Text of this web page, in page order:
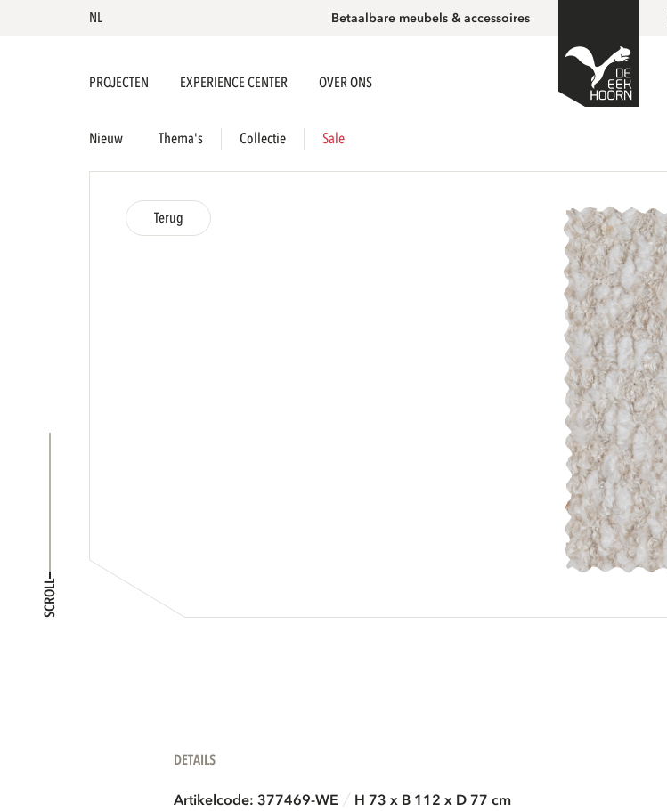
NL Betaalbare meubels & accessoires
PROJECTEN EXPERIENCE CENTER OVER ONS
Nieuw Thema's Collectie Sale
SCROLL
Terug
DETAILS
Artikelcode: 377469-WE H 73 x B 112 x D 77 cm